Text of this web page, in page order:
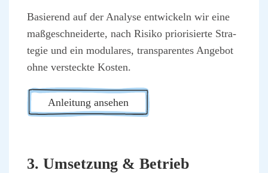
Basie­rend auf der Ana­ly­se ent­wi­ckeln wir eine
maß­ge­schnei­der­te, nach Risi­ko prio­ri­sier­te Stra­
te­gie und ein modu­la­res, trans­pa­ren­tes Ange­bot
ohne ver­steck­te Kos­ten.
Anlei­tung anse­hen
3. Umset­zung & Betrieb